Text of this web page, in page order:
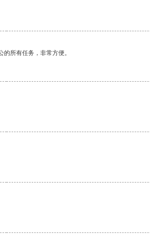
所有任务，非常方便。